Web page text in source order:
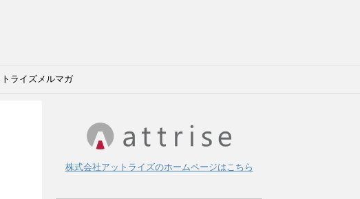
トライズメルマガ
株式会社アットライズのホームページはこちら